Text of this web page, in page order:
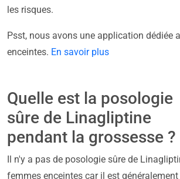
les risques.
Psst, nous avons une application dédiée
enceintes. En savoir plus
Quelle est la posologie
sûre de Linagliptine
pendant la grossesse ?
Il n'y a pas de posologie sûre de
femmes enceintes car il est